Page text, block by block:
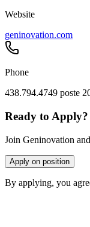
Website
geninovation.com
Phone
438.794.4749 poste
Ready to Apply?
Join Geninovation
Apply on position
By applying, you